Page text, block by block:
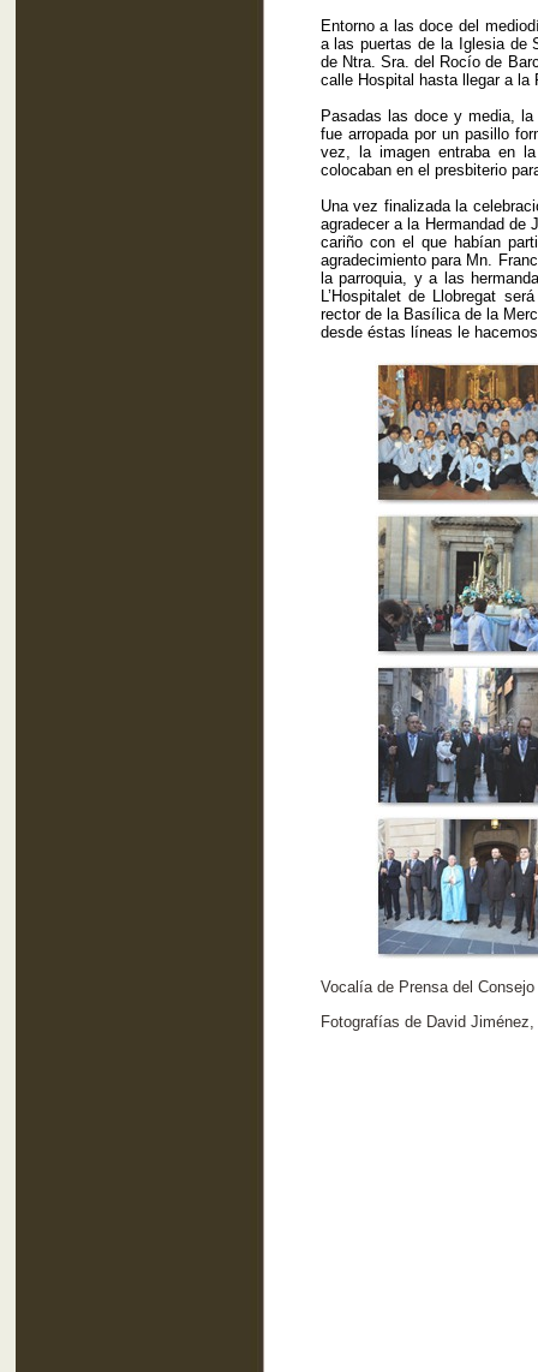
Entorno a las doce del
a las puertas de la Iglesia de
de Ntra. Sra. del Rocío de
calle Hospital hasta llegar a la
Pasadas las doce y media,
fue arropada por un pasillo
vez, la imagen entraba en
colocaban en el presbiterio
Una vez finalizada la
agradecer a la Hermandad
cariño con el que habían
agradecimiento para Mn.
la parroquia, y a las
L’Hospitalet de Llobregat
rector de la Basílica de la
desde éstas líneas le
Vocalía de Prensa del
Fotografías de David